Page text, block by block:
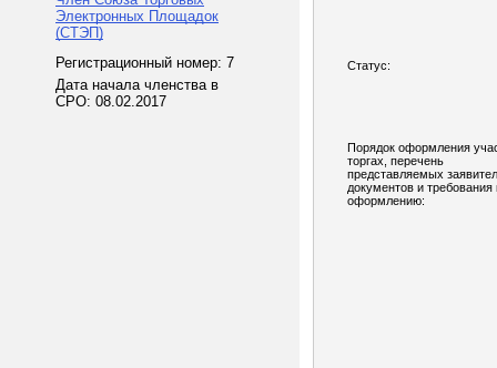
Электронных Площадок
(СТЭП)
Регистрационный номер: 7
Дата начала членства в
СРО: 08.02.2017
Статус:
Порядок оформления
торгах, перечень
представляемых
документов и требования
оформлению: